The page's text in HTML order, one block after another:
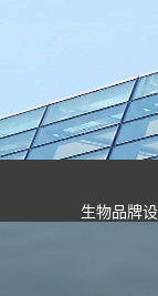
生物品牌